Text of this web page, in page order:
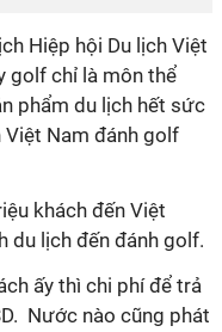
Hiệp hội Du lịch Việt
golf chỉ là môn thể
phẩm du lịch hết sức
Nam đánh golf
khách đến Việt
du lịch đến đánh golf.
ấy thì chi phí để trả
Nước nào cũng phát